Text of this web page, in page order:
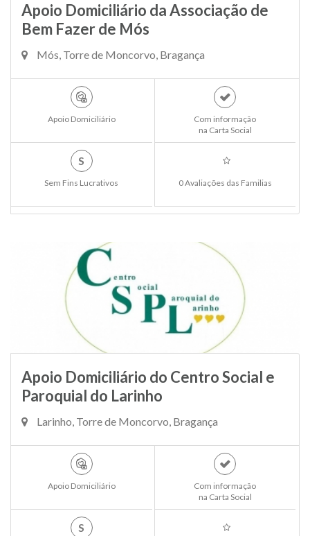
Apoio Domiciliário da Associação de
Bem Fazer de Mós
Mós, Torre de Moncorvo, Bragança
Apoio Domiciliário
Com informação
na Carta Social
S
Sem Fins Lucrativos 0 Avaliações das Familias
Apoio Domiciliário do Centro Social e
Paroquial do Larinho
Larinho, Torre de Moncorvo, Bragança
Apoio Domiciliário
Com informação
na Carta Social
S